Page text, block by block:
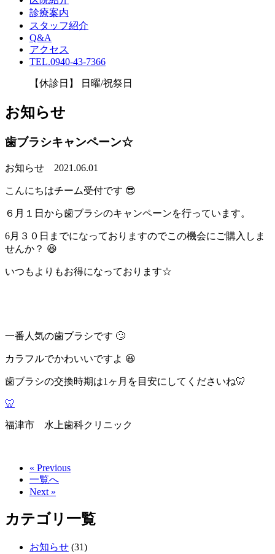
診療案内
スタッフ紹介
Q&A
アクセス
TEL.0940-43-7366
【休診日】 日曜/祝祭日
お知らせ
歯ブラシキャンペーン☆
お知らせ 2021.06.01
こんにちはチーム受付です 😎
６月１日から歯ブラシのキャンペーンを行っています。
6月３０日までになっておりますのでこの機会にご購入しま
せんか？ 😆
いつもよりもお得になっております☆
一番人気の歯ブラシです 🙄
カラフルでかわいいですよ 😆
歯ブラシの交換時期は1ヶ月を目安にしてくださいね🦷
🦷
福津市 水上歯科クリニック
« Previous
一覧へ
Next »
カテゴリ一覧
お知らせ (31)